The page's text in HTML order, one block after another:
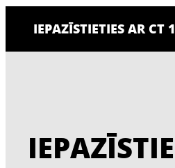
IEPAZĪSTIETIES AR